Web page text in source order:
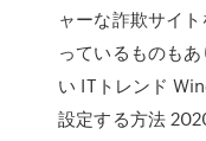
ャーな詐欺サイ
っているものも
い ITトレンド
設定する方法